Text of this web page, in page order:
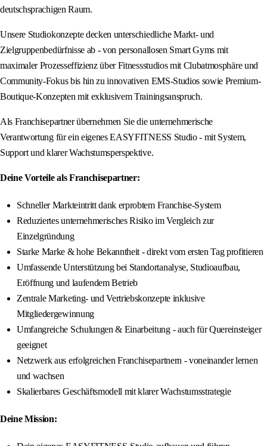
deutschsprachigen Raum.
Unsere Studiokonzepte decken unterschiedliche Markt- und
Zielgruppenbedürfnisse ab - von personallosen Smart Gyms mit
maximaler Prozesseffizienz über Fitnessstudios mit Clubatmosphäre und
Community-Fokus bis hin zu innovativen EMS-Studios sowie Premium-
Boutique-Konzepten mit exklusivem Trainingsanspruch.
Als Franchisepartner übernehmen Sie die unternehmerische
Verantwortung für ein eigenes EASYFITNESS Studio - mit System,
Support und klarer Wachstumsperspektive.
Deine Vorteile als Franchisepartner:
Schneller Markteintritt dank erprobtem Franchise-System
Reduziertes unternehmerisches Risiko im Vergleich zur
Einzelgründung
Starke Marke & hohe Bekanntheit - direkt vom ersten Tag profitieren
Umfassende Unterstützung bei Standortanalyse, Studioaufbau,
Eröffnung und laufendem Betrieb
Zentrale Marketing- und Vertriebskonzepte inklusive
Mitgliedergewinnung
Umfangreiche Schulungen & Einarbeitung - auch für Quereinsteiger
geeignet
Netzwerk aus erfolgreichen Franchisepartnern - voneinander lernen
und wachsen
Skalierbares Geschäftsmodell mit klarer Wachstumsstrategie
Deine Mission: